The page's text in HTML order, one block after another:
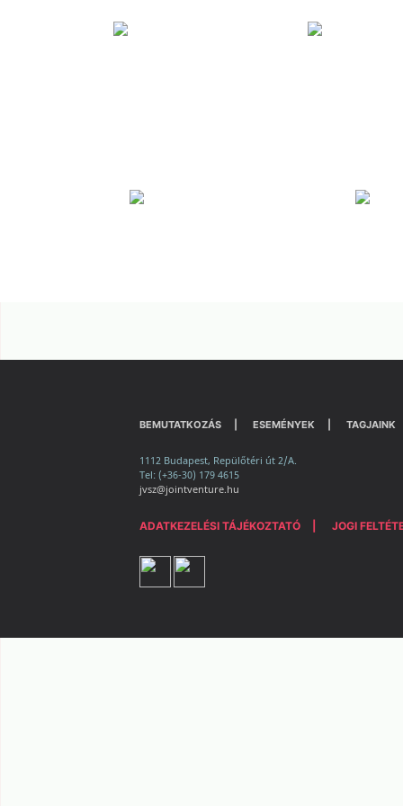
BEMUTATKOZÁS ESEMÉNYEK TAGJAINK
1112 Budapest, Repülőtéri út 2/A.
Tel: (+36-30) 179 4615
jvsz@jointventure.hu
ADATKEZELÉSI TÁJÉKOZTATÓ JOGI